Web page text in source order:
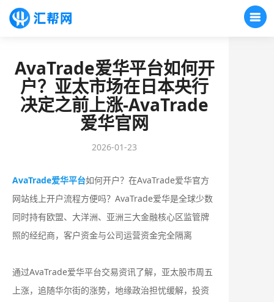
AvaTrade爱华平台如何开
户？亚太市场在日本央行
决定之前上涨-AvaTrade
爱华官网
2026-01-23
AvaTrade爱华平台如何开户？在AvaTrade爱华官方
网站线上开户流程方便吗？‌‌AvaTrade爱华是全球少数
同时持有欧盟、大洋洲、亚洲三大金融核心区监管牌
照的经纪商‌，客户资金‌与公司运营资金完全隔离‌
通过AvaTrade爱华平台交易资讯了解，亚太股市周五
上涨，追随华尔街的涨势，地缘政治担忧缓解，投资